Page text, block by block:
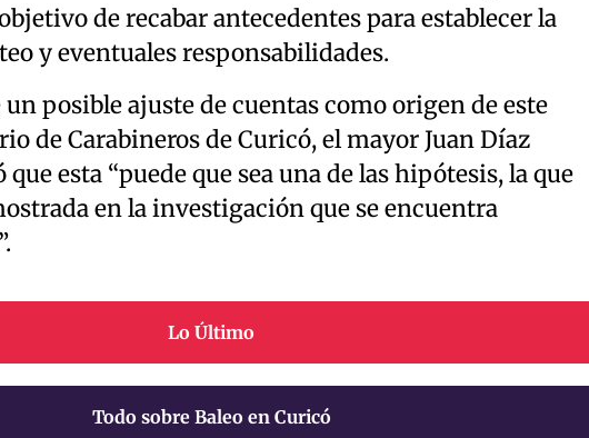
de recabar antecedentes para establecer la
y eventuales responsabilidades.
posible ajuste de cuentas como origen de este
de Carabineros de Curicó, el mayor Juan Díaz
esta “puede que sea una de las hipótesis, la que
en la investigación que se encuentra
Lo Último
Todo sobre Baleo en Curicó